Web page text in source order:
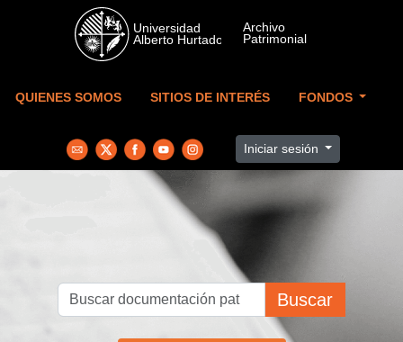
Skip to main content
QUIENES SOMOS SITIOS DE INTERÉS FONDOS
Iniciar sesión
Buscar